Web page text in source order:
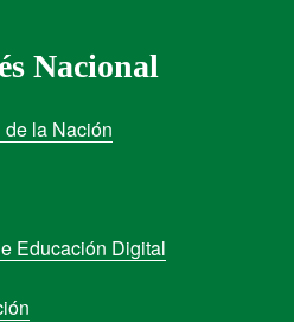
Nacional
la Nación
Educación Digital